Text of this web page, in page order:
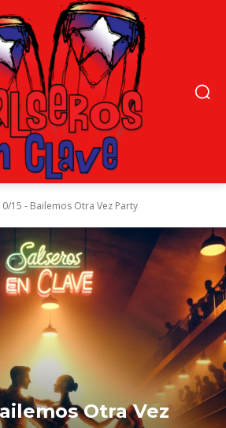
15 - Bailemos Otra Vez Party
Otra Vez